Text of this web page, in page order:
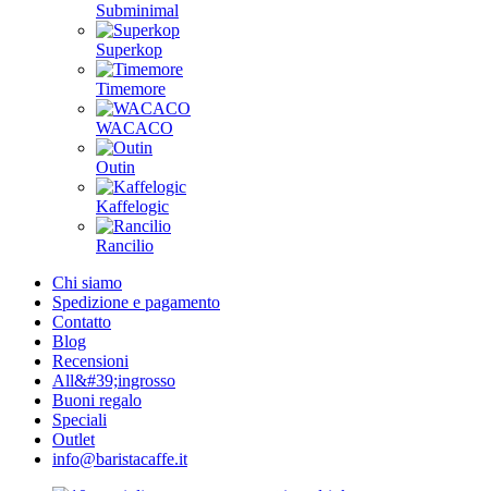
Subminimal
Superkop
Timemore
WACACO
Outin
Kaffelogic
Rancilio
Chi siamo
Spedizione e pagamento
Contatto
Blog
Recensioni
All&#39;ingrosso
Buoni regalo
Speciali
Outlet
info@baristacaffe.it